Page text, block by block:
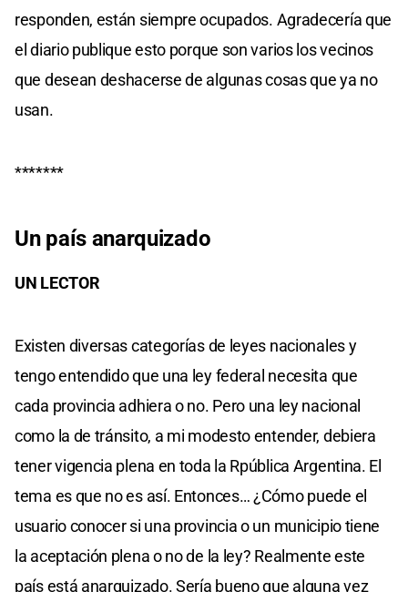
responden, están siempre ocupados. Agradecería que
el diario publique esto porque son varios los vecinos
que desean deshacerse de algunas cosas que ya no
usan.
*******
Un país anarquizado
UN LECTOR
Existen diversas categorías de leyes nacionales y
tengo entendido que una ley federal necesita que
cada provincia adhiera o no. Pero una ley nacional
como la de tránsito, a mi modesto entender, debiera
tener vigencia plena en toda la Rpública Argentina. El
tema es que no es así. Entonces… ¿Cómo puede el
usuario conocer si una provincia o un municipio tiene
la aceptación plena o no de la ley? Realmente este
país está anarquizado. Sería bueno que alguna vez